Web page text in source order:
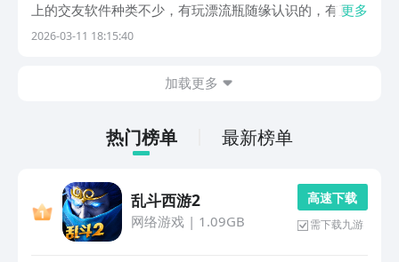
上的交友软件种类不少，有玩漂流瓶随缘认识的，有直播
互动找朋友的，也有专门奔着脱单去的，小编整理了几款
更多
2026-03-11 18:15:40
加载更多
热门榜单 最新榜单
乱斗西游2
网络游戏| 1.09GB
高 速 下 载
需下载九游